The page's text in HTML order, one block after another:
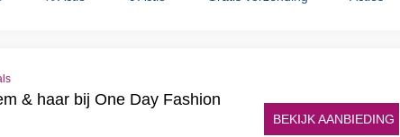
& haar bij One Day Fashion
BEKIJK AANBIEDING